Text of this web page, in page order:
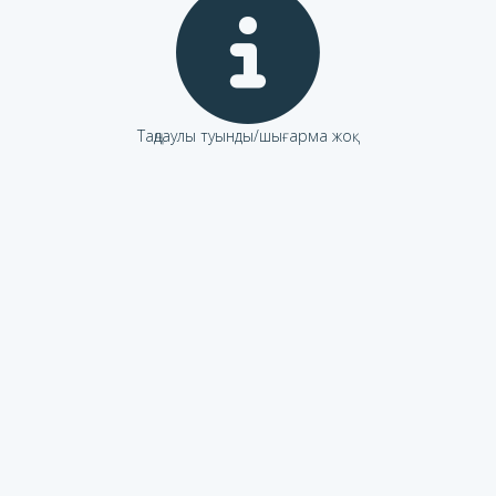
Таңдаулы туынды/шығарма жоқ